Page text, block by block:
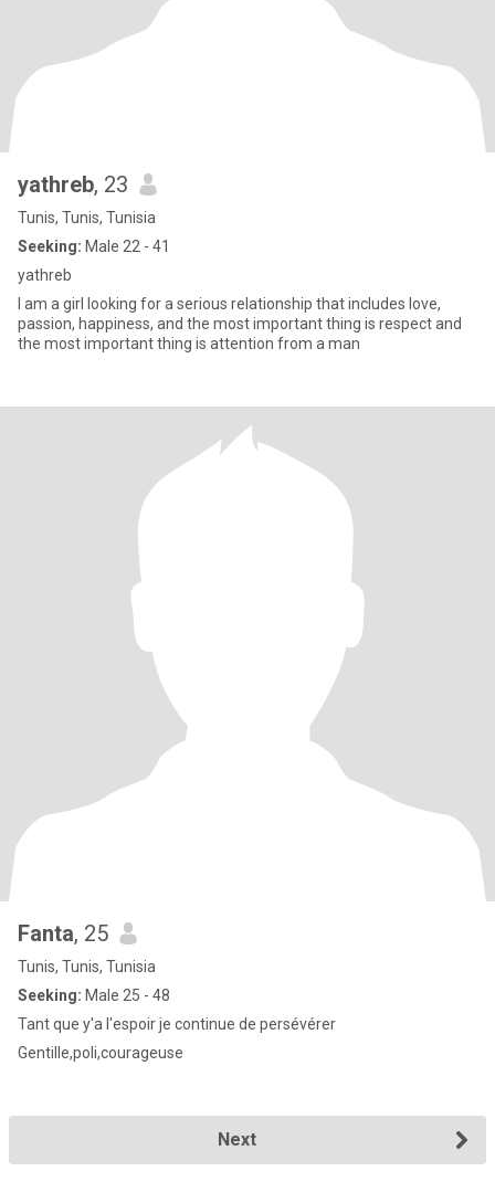
yathreb, 23
Tunis, Tunis, Tunisia
Seeking: Male 22 - 41
yathreb
I am a girl looking for a serious relationship that includes love,
passion, happiness, and the most important thing is respect and
the most important thing is attention from a man
Fanta, 25
Tunis, Tunis, Tunisia
Seeking: Male 25 - 48
Tant que y'a l'espoir je continue de persévérer
Gentille,poli,courageuse
Next